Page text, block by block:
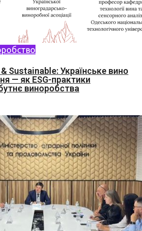
Sustainable: Українське вино
— як ESG-практики
виноробства